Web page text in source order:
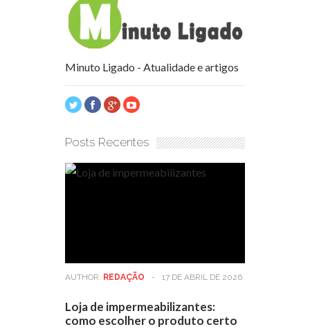
Minuto Ligado - Atualidade e artigos
Posts Recentes
AUTHOR: REDAÇÃO - 17 DE ABRIL DE 2026
Loja de impermeabilizantes:
como escolher o produto certo